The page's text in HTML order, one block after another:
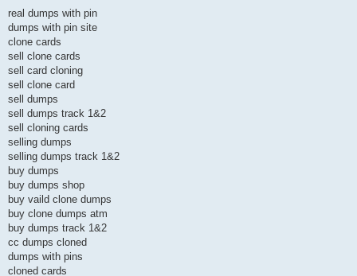
real dumps with pin
dumps with pin site
clone cards
sell clone cards
sell card cloning
sell clone card
sell dumps
sell dumps track 1&2
sell cloning cards
selling dumps
selling dumps track 1&2
buy dumps
buy dumps shop
buy vaild clone dumps
buy clone dumps atm
buy dumps track 1&2
cc dumps cloned
dumps with pins
cloned cards